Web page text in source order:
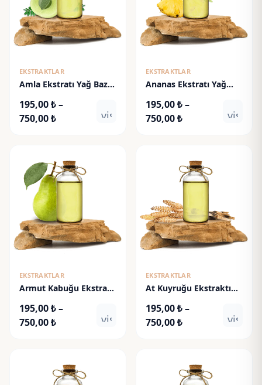
EKSTRAKTLAR
Amla Ekstratı Yağ Bazlı
195,00₺–
750,00₺Fiyat
-
750,00 ₺
visibility
EKSTRAKTLAR
Ananas Ekstratı Yağ
195,00₺–
750,00₺Fiyat
750,00 ₺
EKSTRAKTLAR
Armut Kabuğu Ekstratı
195,00₺–
750,00₺Fiyat
750,00 ₺
visibility
EKSTRAKTLAR
At Kuyruğu Ekstraktı
Extract
195,00₺–
750,00₺Fiyat
750,00 ₺